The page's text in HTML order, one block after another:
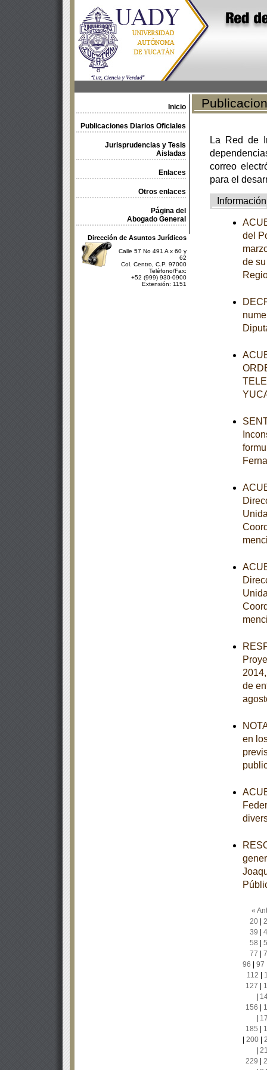
Inicio
Publicaciones Diarios Oficiales
Jurisprudencias y Tesis
Aisladas
Enlaces
Otros enlaces
Página del
Abogado General
Dirección de Asuntos Jurídicos
Calle 57 No 491 A x 60 y
62
Col. Centro, C.P. 97000
Teléfono/Fax:
+52 (999) 930-0900
Extensión: 1151
La Red de
correo
para el
Información
del
de
de
en
«
20|
39
58
77
96
97
112
127
156
185
200|
229